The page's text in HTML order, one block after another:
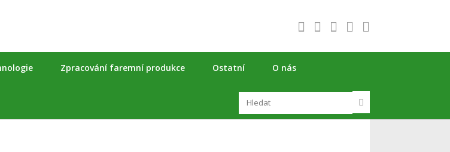
Zpracování faremní produkce Ostatní O nás